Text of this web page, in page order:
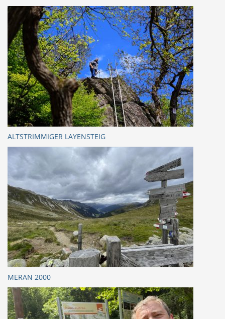
ALTSTRIMMIGER LAYENSTEIG
MERAN 2000